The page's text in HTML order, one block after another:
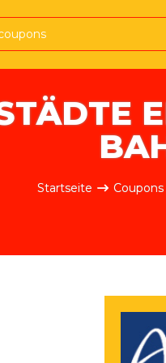
Startseite Coupons